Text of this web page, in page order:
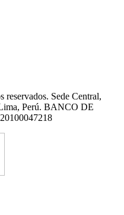
reservados. Sede Central,
Perú. BANCO DE